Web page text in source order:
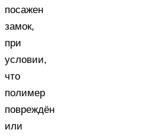
посажен
замок,
при
условии,
что
полимер
повреждён
или